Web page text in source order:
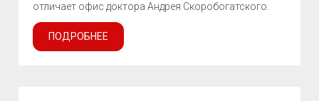
отличает офис доктора Андрея Скоробогатского.
ПОДРОБНЕЕ